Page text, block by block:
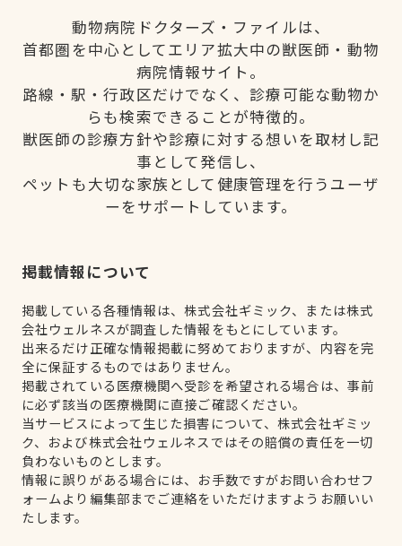
動物病院ドクターズ・ファイルは、
首都圏を中心としてエリア拡大中の獣医師・動物
病院情報サイト。
路線・駅・行政区だけでなく、診療可能な動物か
らも検索できることが特徴的。
獣医師の診療方針や診療に対する想いを取材し記
事として発信し、
ペットも大切な家族として健康管理を行うユーザ
ーをサポートしています。
掲載情報について
掲載している各種情報は、株式会社ギミック、または株式
会社ウェルネスが調査した情報をもとにしています。
出来るだけ正確な情報掲載に努めておりますが、内容を完
全に保証するものではありません。
掲載されている医療機関へ受診を希望される場合は、事前
に必ず該当の医療機関に直接ご確認ください。
当サービスによって生じた損害について、株式会社ギミッ
ク、および株式会社ウェルネスではその賠償の責任を一切
負わないものとします。
情報に誤りがある場合には、お手数ですがお問い合わせフ
ォームより編集部までご連絡をいただけますようお願いい
たします。